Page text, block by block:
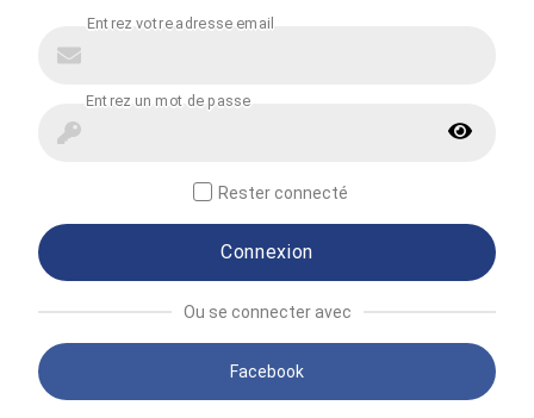
Rester connecté
Connexion
Ou se connecter avec
Facebook